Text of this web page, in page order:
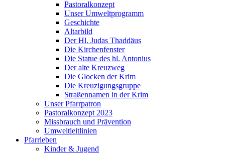
Pastoralkonzept
Unser Umweltprogramm
Geschichte
Altarbild
Der Hl. Judas Thaddäus
Die Kirchenfenster
Die Statue des hl. Antonius
Der alte Kreuzweg
Die Glocken der Krim
Die Kreuzigungsgruppe
Straßennamen in der Krim
Unser Pfarrpatron
Pastoralkonzept 2023
Missbrauch und Prävention
Umweltleitlinien
Pfarrleben
Kinder & Jugend